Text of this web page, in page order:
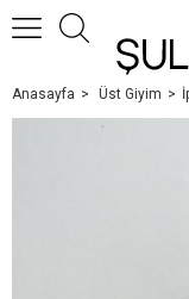
Üye Girişi
Anasayfa Üst Giyim